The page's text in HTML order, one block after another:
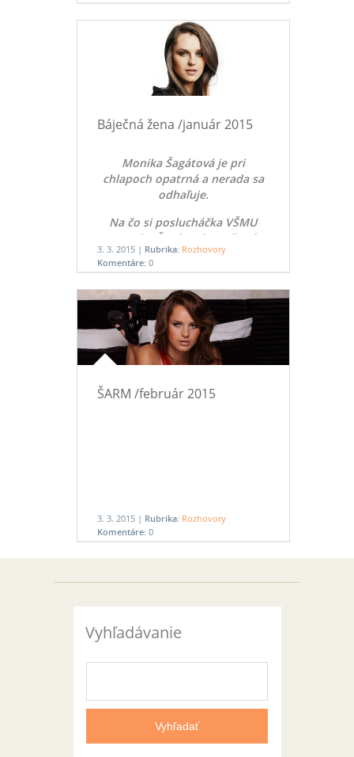
Báječná žena /január 2015
Monika Šagátová je pri
chlapoch opatrná a nerada sa
odhaľuje.
Na čo si poslucháčka VŠMU
Monika Šagátová (23) šetrí
zarobené peniaze?
3. 3. 2015 | Rubrika: Rozhovory
Komentáre: 0
ŠARM /február 2015
3. 3. 2015 | Rubrika: Rozhovory
Komentáre: 0
Vyhľadávanie